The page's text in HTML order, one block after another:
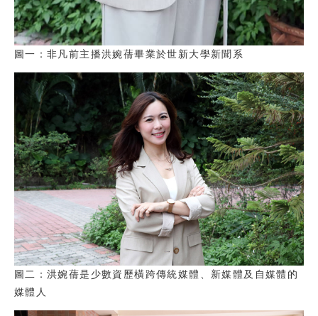
圖一：非凡前主播洪婉蒨畢業於世新大學新聞系
圖二：洪婉蒨是少數資歷橫跨傳統媒體、新媒體及自媒體的
媒體人